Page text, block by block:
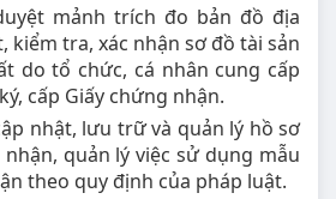
mảnh trích đo bản đồ địa
kiểm tra, xác nhận sơ đồ tài sản
do tổ chức, cá nhân cung cấp
cấp Giấy chứng nhận.
nhật, lưu trữ và quản lý hồ sơ
quản lý việc sử dụng mẫu
theo quy định của pháp luật.